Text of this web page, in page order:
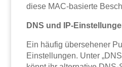
diese MAC-basierte
DNS und IP-
Ein häufig übersehener
Einstellungen. Unter